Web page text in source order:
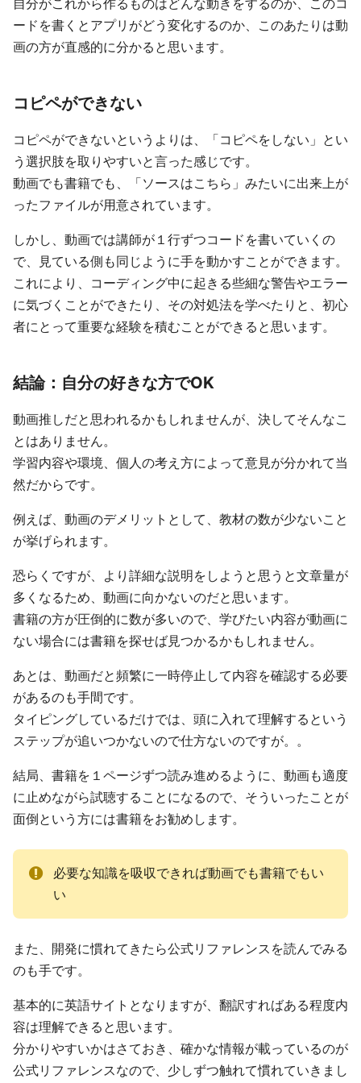
自分がこれから作るものはどんな動きをするのか、このコ
ードを書くとアプリがどう変化するのか、このあたりは動
画の方が直感的に分かると思います。
コピペができない
コピペができないというよりは、「コピペをしない」とい
う選択肢を取りやすいと言った感じです。
動画でも書籍でも、「ソースはこちら」みたいに出来上が
ったファイルが用意されています。
しかし、動画では講師が１行ずつコードを書いていくの
で、見ている側も同じように手を動かすことができます。
これにより、コーディング中に起きる些細な警告やエラー
に気づくことができたり、その対処法を学べたりと、初心
者にとって重要な経験を積むことができると思います。
結論：自分の好きな方でOK
動画推しだと思われるかもしれませんが、決してそんなこ
とはありません。
学習内容や環境、個人の考え方によって意見が分かれて当
然だからです。
例えば、動画のデメリットとして、教材の数が少ないこと
が挙げられます。
恐らくですが、より詳細な説明をしようと思うと文章量が
多くなるため、動画に向かないのだと思います。
書籍の方が圧倒的に数が多いので、学びたい内容が動画に
ない場合には書籍を探せば見つかるかもしれません。
あとは、動画だと頻繁に一時停止して内容を確認する必要
があるのも手間です。
タイピングしているだけでは、頭に入れて理解するという
ステップが追いつかないので仕方ないのですが。。
結局、書籍を１ページずつ読み進めるように、動画も適度
に止めながら試聴することになるので、そういったことが
面倒という方には書籍をお勧めします。
必要な知識を吸収できれば動画でも書籍でもい
い
また、開発に慣れてきたら公式リファレンスを読んでみる
のも手です。
基本的に英語サイトとなりますが、翻訳すればある程度内
容は理解できると思います。
分かりやすいかはさておき、確かな情報が載っているのが
公式リファレンスなので、少しずつ触れて慣れていきまし